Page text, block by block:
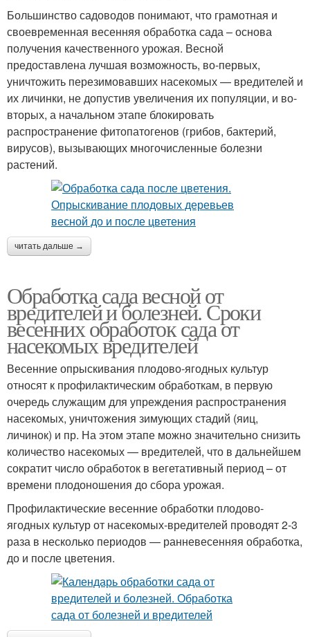
Большинство садоводов понимают, что грамотная и
своевременная весенняя обработка сада – основа
получения качественного урожая. Весной
предоставлена лучшая возможность, во-первых,
уничтожить перезимовавших насекомых — вредителей и
их личинки, не допустив увеличения их популяции, и во-
вторых, а начальном этапе блокировать
распространение фитопатогенов (грибов, бактерий,
вирусов), вызывающих многочисленные болезни
растений.
читать дальше →
Обработка сада весной от
вредителей и болезней. Сроки
весенних обработок сада от
насекомых вредителей
Весенние опрыскивания плодово-ягодных культур
относят к профилактическим обработкам, в первую
очередь служащим для упреждения распространения
насекомых, уничтожения зимующих стадий (яиц,
личинок) и пр. На этом этапе можно значительно снизить
количество насекомых — вредителей, что в дальнейшем
сократит число обработок в вегетативный период – от
времени плодоношения до сбора урожая.
Профилактические весенние обработки плодово-
ягодных культур от насекомых-вредителей проводят 2-3
раза в несколько периодов — ранневесенняя обработка,
до и после цветения.